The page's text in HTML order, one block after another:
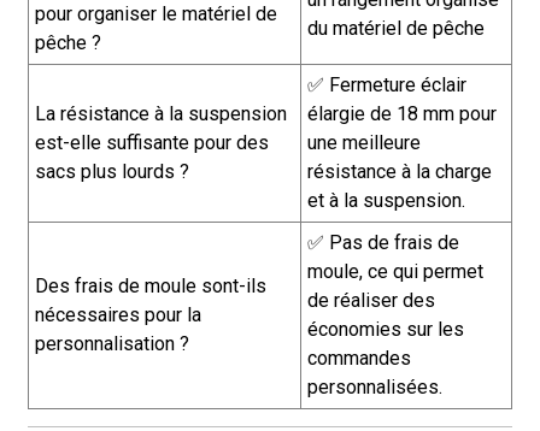
pour organiser le matériel de
pêche ?
du matériel de pêche
La résistance à la suspension
est-elle suffisante pour des
sacs plus lourds ?
✅ Fermeture éclair
élargie de 18 mm pour
une meilleure
résistance à la charge
et à la suspension.
Des frais de moule sont-ils
nécessaires pour la
personnalisation ?
✅ Pas de frais de
moule, ce qui permet
de réaliser des
économies sur les
commandes
personnalisées.